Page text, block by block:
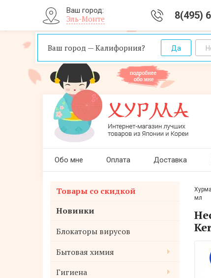
Ваш город:
Эль-Монте
Ваш город — Калифорния?
8(495)
Обо мне Оплата Доставка
Товары со скидкой
Новинки
Блокаторы вирусов
Бытовая химия
Гигиена
Хурма
мл